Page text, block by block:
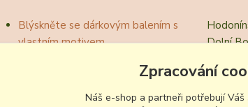
Blýskněte se dárkovým balením s
vlastním motivem
Jak otevřít víno bez vývrtky?
Dolní
Zpracování
Náš e-shop a partneři potřebují Váš